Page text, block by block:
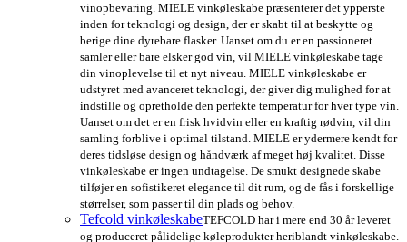
vinopbevaring. MIELE vinkøleskabe præsenterer det ypperste
inden for teknologi og design, der er skabt til at beskytte og
berige dine dyrebare flasker. Uanset om du er en passioneret
samler eller bare elsker god vin, vil MIELE vinkøleskabe tage
din vinoplevelse til et nyt niveau. MIELE vinkøleskabe er
udstyret med avanceret teknologi, der giver dig mulighed for at
indstille og opretholde den perfekte temperatur for hver type vin.
Uanset om det er en frisk hvidvin eller en kraftig rødvin, vil din
samling forblive i optimal tilstand. MIELE er ydermere kendt for
deres tidsløse design og håndværk af meget høj kvalitet. Disse
vinkøleskabe er ingen undtagelse. De smukt designede skabe
tilføjer en sofistikeret elegance til dit rum, og de fås i forskellige
størrelser, som passer til din plads og behov.
Tefcold vinkøleskabeTEFCOLD har i mere end 30 år leveret
og produceret pålidelige køleprodukter heriblandt vinkøleskabe.